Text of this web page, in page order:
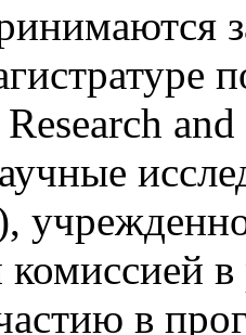
комиссией
в